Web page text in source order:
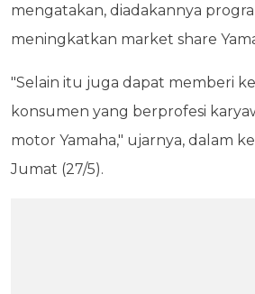
mengatakan, diadakannya
meningkatkan market share
"Selain itu juga dapat memberi
konsumen yang berprofesi
motor Yamaha," ujarnya, dalam
Jumat (27/5).